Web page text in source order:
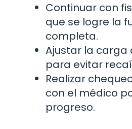
Continuar con
que se logre la
completa.
Ajustar la carga
para evitar
Realizar
con el médico
progreso.